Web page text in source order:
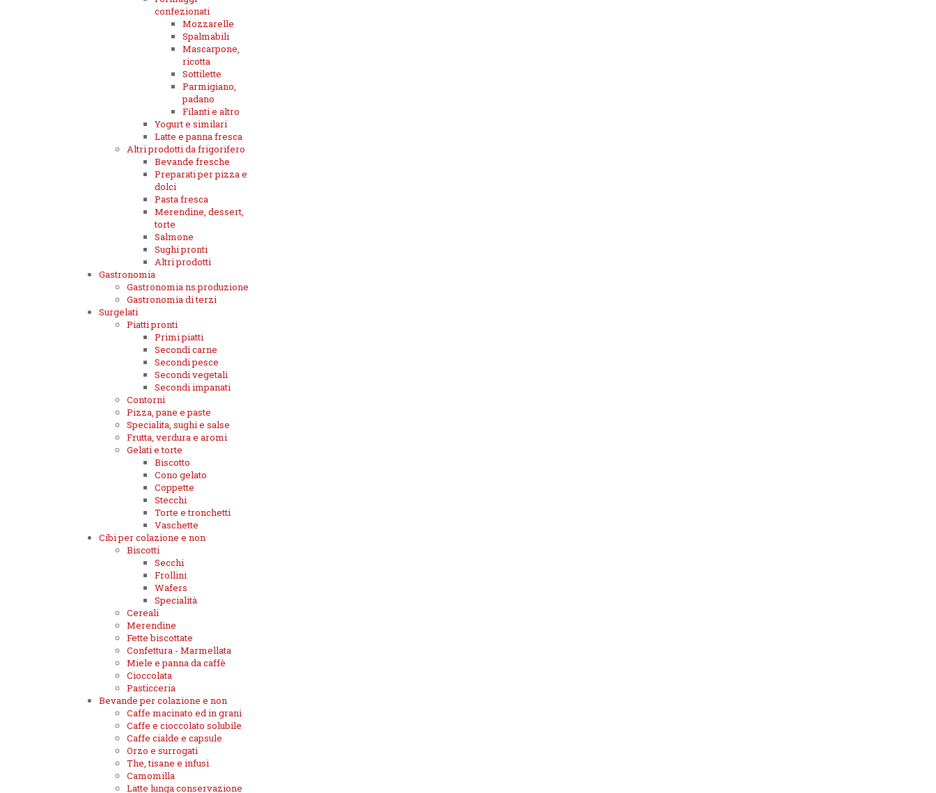
confezionati
Mozzarelle
Spalmabili
Mascarpone,
ricotta
Sottilette
Parmigiano,
padano
Filanti e altro
Yogurt e similari
Latte e panna fresca
Altri prodotti da frigorifero
Bevande fresche
Preparati per pizza e
dolci
Pasta fresca
Merendine, dessert,
torte
Salmone
Sughi pronti
Altri prodotti
Gastronomia
Gastronomia ns.produzione
Gastronomia di terzi
Surgelati
Piatti pronti
Primi piatti
Secondi carne
Secondi pesce
Secondi vegetali
Secondi impanati
Contorni
Pizza, pane e paste
Specialita, sughi e salse
Frutta, verdura e aromi
Gelati e torte
Biscotto
Cono gelato
Coppette
Stecchi
Torte e tronchetti
Vaschette
Cibi per colazione e non
Biscotti
Secchi
Frollini
Wafers
Specialità
Cereali
Merendine
Fette biscottate
Confettura - Marmellata
Miele e panna da caffè
Cioccolata
Pasticceria
Bevande per colazione e non
Caffe macinato ed in grani
Caffe e cioccolato solubile
Caffe cialde e capsule
Orzo e surrogati
The, tisane e infusi
Camomilla
Latte lunga conservazione